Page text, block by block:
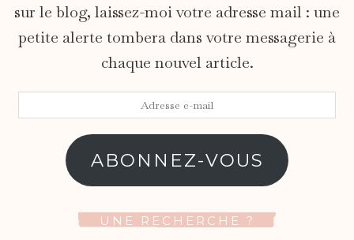
sur le blog, laissez-moi votre adresse mail : une
petite alerte tombera dans votre messagerie à
chaque nouvel article.
ABONNEZ-VOUS
UNE RECHERCHE ?